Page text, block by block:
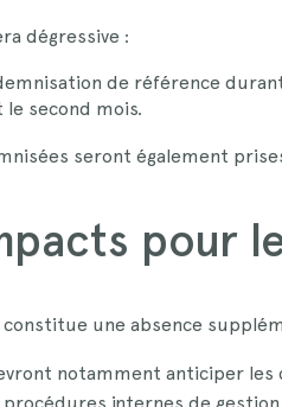
dégressive :
de référence
le second mois.
seront également
pour
constitue une absence
notamment anticiper